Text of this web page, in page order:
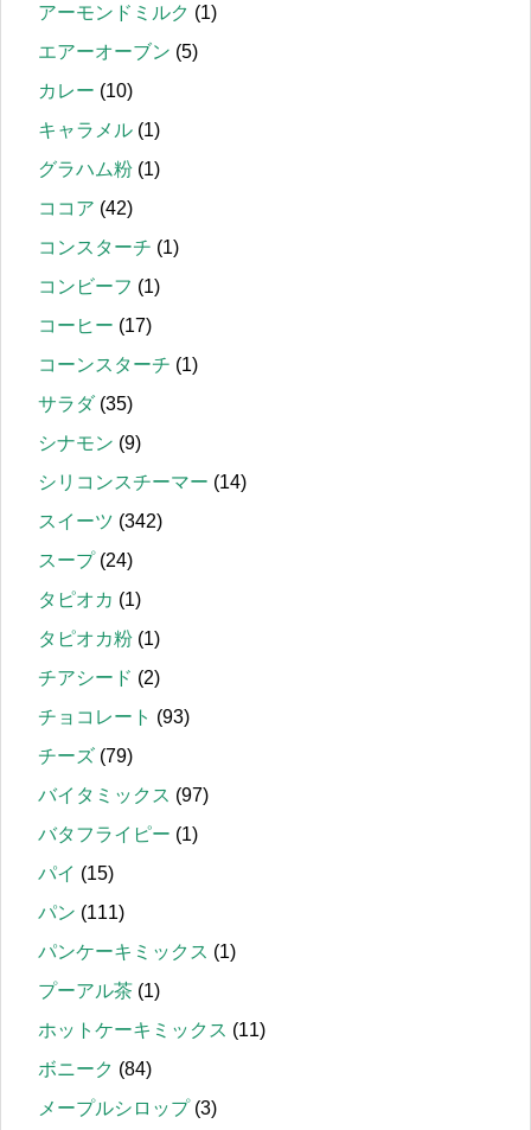
アーモンドミルク (1)
エアーオーブン (5)
カレー (10)
キャラメル (1)
グラハム粉 (1)
ココア (42)
コンスターチ (1)
コンビーフ (1)
コーヒー (17)
コーンスターチ (1)
サラダ(35)
シナモン (9)
シリコンスチーマー (14)
スイーツ (342)
スープ(24)
タピオカ (1)
タピオカ粉 (1)
チアシード (2)
チョコレート (93)
チーズ (79)
バイタミックス (97)
バタフライピー (1)
パイ (15)
パン (111)
パンケーキミックス (1)
プーアル茶 (1)
ホットケーキミックス (11)
ボニーク (84)
メープルシロップ(3)